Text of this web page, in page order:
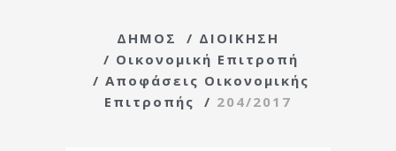
ΔΗΜΟΣ / ΔΙΟΙΚΗΣΗ
/ Οικονομική Επιτροπή
/ Αποφάσεις Οικονομικής
Επιτροπής
/ 204/2017